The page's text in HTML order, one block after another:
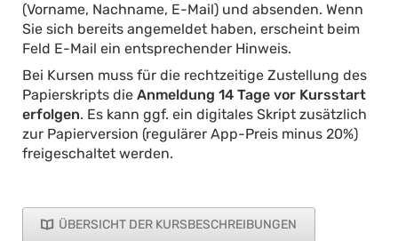
(Vorname, Nachname, E-Mail) und absenden. Wenn
Sie sich bereits angemeldet haben, erscheint beim
Feld E-Mail ein entsprechender Hinweis.
Bei Kursen muss für die rechtzeitige Zustellung des
Papierskripts die Anmeldung 14 Tage vor Kursstart
erfolgen. Es kann ggf. ein digitales Skript zusätzlich
zur Papierversion (regulärer App-Preis minus 20%)
freigeschaltet werden.
ÜBERSICHT DER KURSBESCHREIBUNGEN